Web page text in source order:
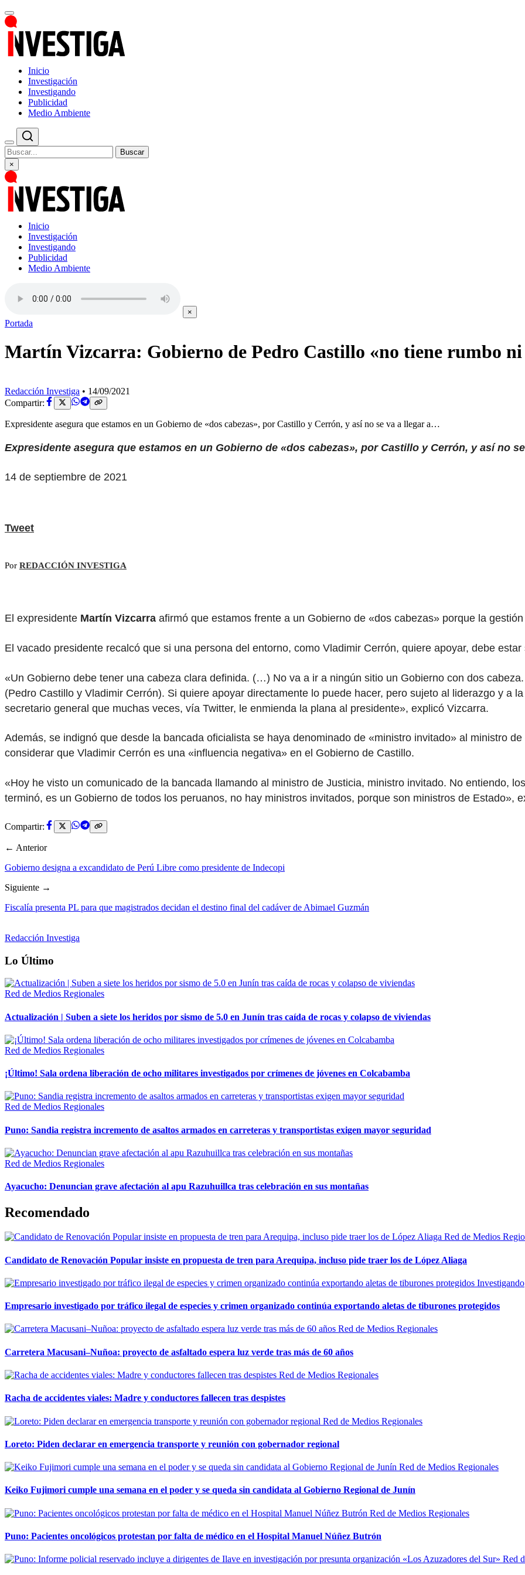
Inicio
Investigación
Investigando
Publicidad
Medio Ambiente
Buscar
×
Inicio
Investigación
Investigando
Publicidad
Medio Ambiente
×
Portada
Martín Vizcarra: Gobierno de Pedro Castillo «no tiene rumbo ni
Redacción Investiga • 14/09/2021
Compartir:
Expresidente asegura que estamos en un Gobierno de «dos cabezas», por Castillo y Cerrón, y así no se va a llegar a…
Expresidente asegura que estamos en un Gobierno de «dos cabezas», por Castillo y Cerrón, y así no
14 de septiembre de 2021
Tweet
Por REDACCIÓN INVESTIGA
El expresidente Martín Vizcarra afirmó que estamos frente a un Gobierno de «dos cabezas» porque la
El vacado presidente recalcó que si una persona del entorno, como Vladimir Cerrón, quiere apoyar, debe
«Un Gobierno debe tener una cabeza clara definida. (…) No va a ir a ningún sitio un Gobierno con dos
(Pedro Castillo y Vladimir Cerrón). Si quiere apoyar directamente lo puede hacer, pero sujeto al liderazgo y a
secretario general que muchas veces, vía Twitter, le enmienda la plana al presidente», explicó Vizcarra.
Además, se indignó que desde la bancada oficialista se haya denominado de «ministro invitado» al ministro
considerar que Vladimir Cerrón es una «influencia negativa» en el Gobierno de Castillo.
«Hoy he visto un comunicado de la bancada llamando al ministro de Justicia, ministro invitado. No entiendo,
terminó, es un Gobierno de todos los peruanos, no hay ministros invitados, porque son ministros de Estado»,
Compartir:
← Anterior
Gobierno designa a excandidato de Perú Libre como presidente de Indecopi
Siguiente →
Fiscalía presenta PL para que magistrados decidan el destino final del cadáver de Abimael Guzmán
Redacción Investiga
Lo Último
Red de Medios Regionales
Actualización | Suben a siete los heridos por sismo de 5.0 en Junín tras caída de rocas y colapso de viviendas
Red de Medios Regionales
¡Último! Sala ordena liberación de ocho militares investigados por crímenes de jóvenes en Colcabamba
Red de Medios Regionales
Puno: Sandia registra incremento de asaltos armados en carreteras y transportistas exigen mayor seguridad
Red de Medios Regionales
Ayacucho: Denuncian grave afectación al apu Razuhuillca tras celebración en sus montañas
Recomendado
Red de Medios
Candidato de Renovación Popular insiste en propuesta de tren para Arequipa, incluso pide traer los de López Aliaga
Investigando
Empresario investigado por tráfico ilegal de especies y crimen organizado continúa exportando aletas de tiburones protegidos
Red de Medios Regionales
Carretera Macusani–Nuñoa: proyecto de asfaltado espera luz verde tras más de 60 años
Red de Medios Regionales
Racha de accidentes viales: Madre y conductores fallecen tras despistes
Red de Medios Regionales
Loreto: Piden declarar en emergencia transporte y reunión con gobernador regional
Red de Medios Regionales
Keiko Fujimori cumple una semana en el poder y se queda sin candidata al Gobierno Regional de Junín
Red de Medios Regionales
Puno: Pacientes oncológicos protestan por falta de médico en el Hospital Manuel Núñez Butrón
Red